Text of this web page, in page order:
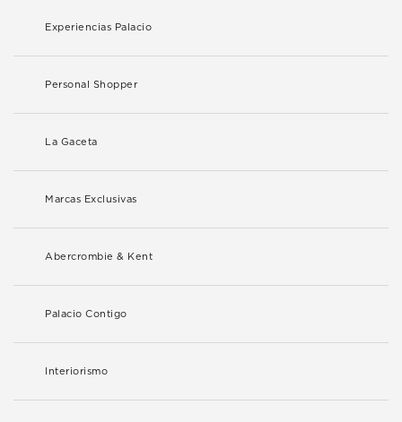
Experiencias Palacio
Personal Shopper
La Gaceta
Marcas Exclusivas
Abercrombie & Kent
Palacio Contigo
Interiorismo